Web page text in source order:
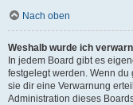
Nach oben
Weshalb wurde ich
In jedem Board gibt es
festgelegt werden. Wenn
sie dir eine Verwarnung
Administration dieses